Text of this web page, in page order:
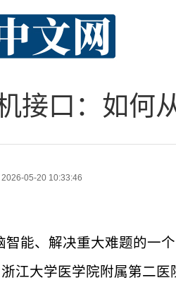
接口：如何
2026-05-20 10:33:46
智能、解决重大难题的一
江大学医学院附属第二医